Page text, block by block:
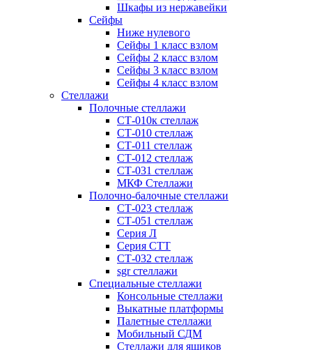
Шкафы из нержавейки
Сейфы
Ниже нулевого
Сейфы 1 класс взлом
Сейфы 2 класс взлом
Сейфы 3 класс взлом
Сейфы 4 класс взлом
Стеллажи
Полочные стеллажи
СТ-010к стеллаж
СТ-010 стеллаж
СТ-011 стеллаж
СТ-012 стеллаж
СТ-031 стеллаж
МКФ Стеллажи
Полочно-балочные стеллажи
СТ-023 стеллаж
СТ-051 стеллаж
Серия Л
Серия СТТ
СТ-032 стеллаж
sgr стеллажи
Специальные стеллажи
Консольные стеллажи
Выкатные платформы
Палетные стеллажи
Мобильный СДМ
Стеллажи для ящиков